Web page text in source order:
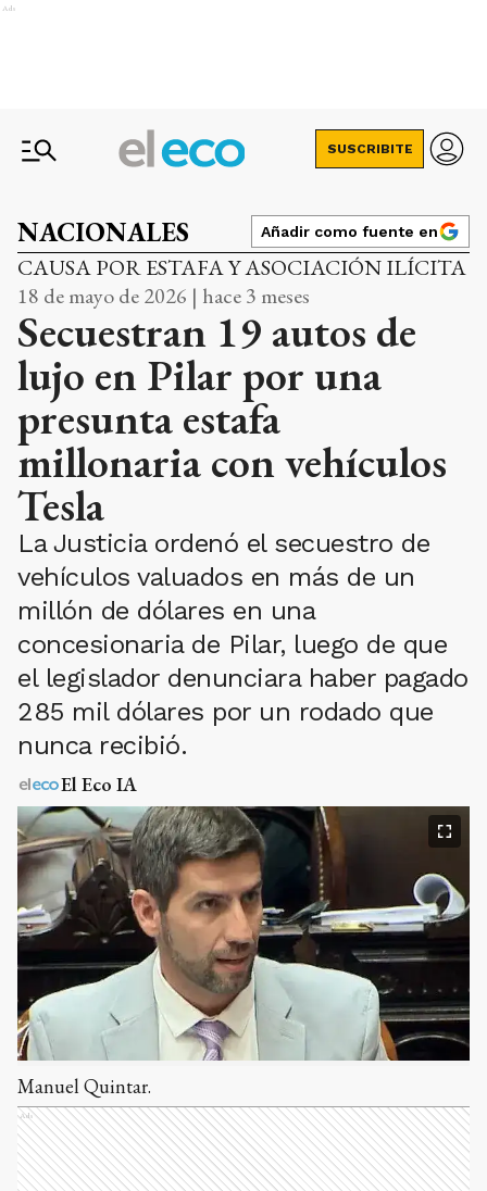
Ads
SUSCRIBITE
NACIONALES Añadir como fuente en
CAUSA POR ESTAFA Y ASOCIACIÓN ILÍCITA
18 de mayo de 2026 | hace 3 meses
Secuestran 19 autos de
lujo en Pilar por una
presunta estafa
millonaria con vehículos
Tesla
La Justicia ordenó el secuestro de
vehículos valuados en más de un
millón de dólares en una
concesionaria de Pilar, luego de que
el legislador denunciara haber pagado
285 mil dólares por un rodado que
nunca recibió.
El Eco IA
Manuel Quintar.
Ads